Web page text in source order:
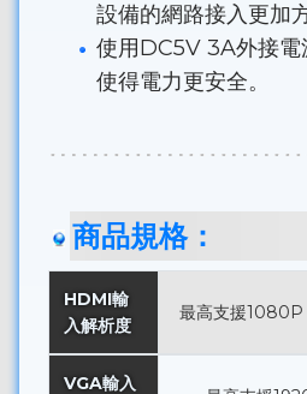
設備的網路接入更加
使用DC5V 3A外接電
使得電力更安全。
商品規格：
HDMI輸
入解析度
最高支援
VGA輸入